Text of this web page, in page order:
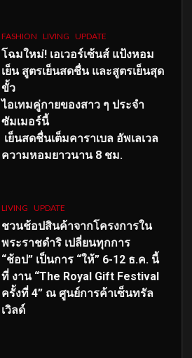
FASHION LIVING UPDATE
โฉมใหม่! เอเวอร์เซ้นส์ แป้งหอม
เย็น สูตรเย็นสดชื่น และสูตรเย็นสุด
ขั้ว
ไอเทมคู่กายของสาว ๆ ประจำ
ซัมเมอร์นี้
เย็นสดชื่นเต็มคาราเบล อัพเลเวล
ความหอมยาวนาน 8 ชม.
LIVING UPDATE
ชวนช้อปสินค้าจากโครงการใน
พระราชดำริ เปลี่ยนทุกการ
“ช้อป” เป็นการ “ให้” 6-12 ธ.ค. นี้
ที่ งาน “The Royal Gift Festival
ครั้งที่ 4” ณ ศูนย์การค้าเซ็นทรัล
เวิลด์